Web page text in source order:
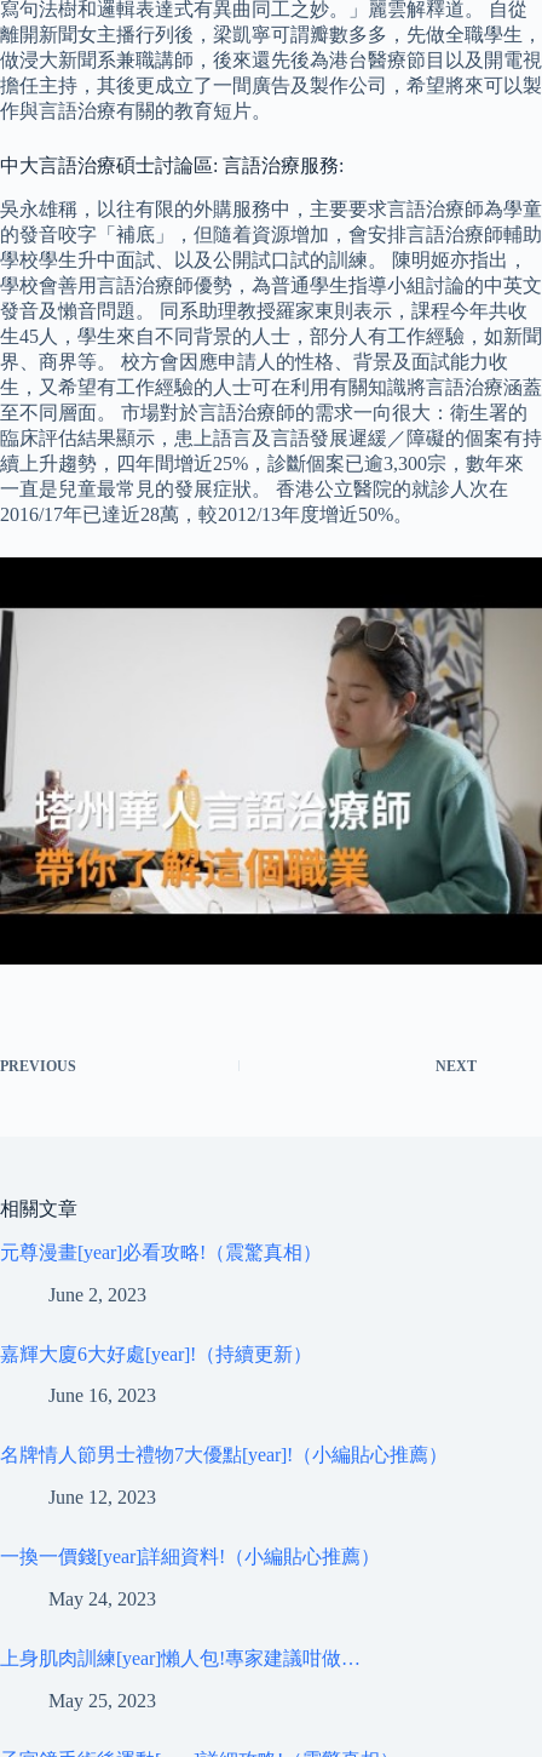
寫句法樹和邏輯表達式有異曲同工之妙。」麗雲解釋道。 自從
離開新聞女主播行列後，梁凱寧可謂瓣數多多，先做全職學生，
做浸大新聞系兼職講師，後來還先後為港台醫療節目以及開電視
擔任主持，其後更成立了一間廣告及製作公司，希望將來可以製
作與言語治療有關的教育短片。
中大言語治療碩士討論區: 言語治療服務:
吳永雄稱，以往有限的外購服務中，主要要求言語治療師為學童
的發音咬字「補底」，但隨着資源增加，會安排言語治療師輔助
學校學生升中面試、以及公開試口試的訓練。 陳明姬亦指出，
學校會善用言語治療師優勢，為普通學生指導小組討論的中英文
發音及懶音問題。 同系助理教授羅家東則表示，課程今年共收
生45人，學生來自不同背景的人士，部分人有工作經驗，如新聞
界、商界等。 校方會因應申請人的性格、背景及面試能力收
生，又希望有工作經驗的人士可在利用有關知識將言語治療涵蓋
至不同層面。 市場對於言語治療師的需求一向很大：衛生署的
臨床評估結果顯示，患上語言及言語發展遲緩／障礙的個案有持
續上升趨勢，四年間增近25%，診斷個案已逾3,300宗，數年來
一直是兒童最常見的發展症狀。 香港公立醫院的就診人次在
2016/17年已達近28萬，較2012/13年度增近50%。
PREVIOUS NEXT
相關文章
元尊漫畫[year]必看攻略!（震驚真相）
June 2, 2023
嘉輝大廈6大好處[year]!（持續更新）
June 16, 2023
名牌情人節男士禮物7大優點[year]!（小編貼心推薦）
June 12, 2023
一換一價錢[year]詳細資料!（小編貼心推薦）
May 24, 2023
上身肌肉訓練[year]懶人包!專家建議咁做…
May 25, 2023